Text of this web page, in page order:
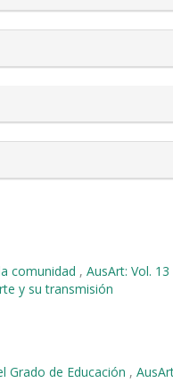
comunidad , AusArt: Vol.
y su transmisión
Grado de Educación ,